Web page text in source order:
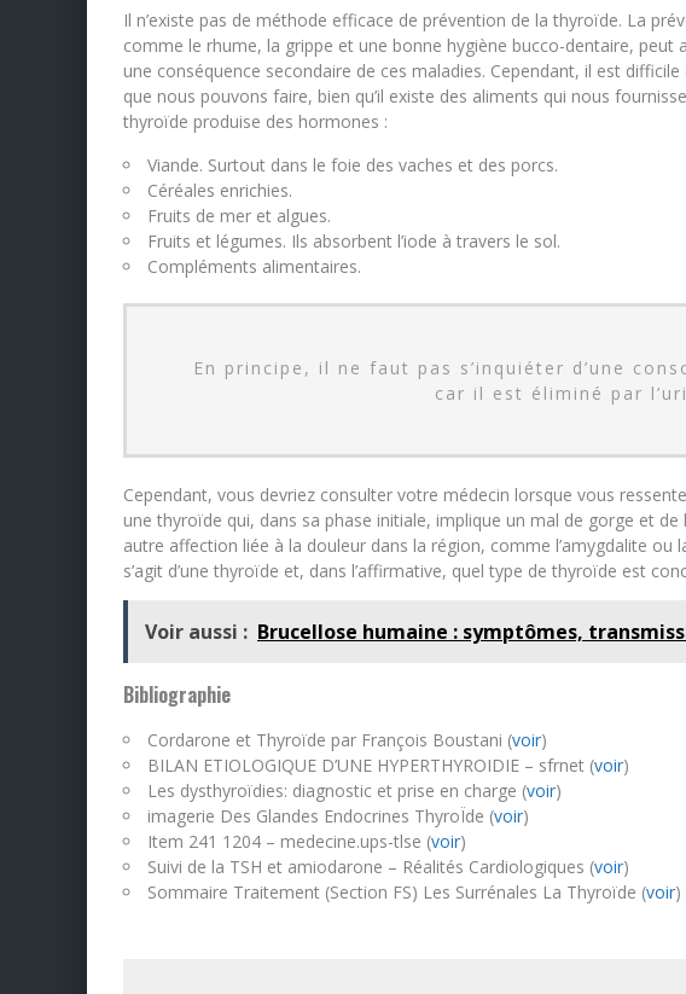
Il n’existe pas de méthode efficace de prévention de la thyroïde. La
comme le rhume, la grippe et une bonne hygiène bucco-dentaire, peut
une conséquence secondaire de ces maladies. Cependant, il est
que nous pouvons faire, bien qu’il existe des aliments qui nous
thyroïde produise des hormones :
Viande. Surtout dans le foie des vaches et des porcs.
Céréales enrichies.
Fruits de mer et algues.
Fruits et légumes. Ils absorbent l’iode à travers le sol.
Compléments alimentaires.
En principe, il ne faut pas s’inquiéter d’une
car il est éliminé par
Cependant, vous devriez consulter votre médecin lorsque vous
une thyroïde qui, dans sa phase initiale, implique un mal de gorge et
autre affection liée à la douleur dans la région, comme l’amygdalite ou
s’agit d’une thyroïde et, dans l’affirmative, quel type de thyroïde est
Voir aussi : Brucellose humaine : symptômes,
Bibliographie
Cordarone et Thyroïde par François Boustani (voir)
BILAN ETIOLOGIQUE D’UNE HYPERTHYROIDIE – sfrnet (voir)
Les dysthyroïdies: diagnostic et prise en charge (voir)
imagerie Des Glandes Endocrines ThyroÏde (voir)
Item 241 1204 – medecine.ups-tlse (voir)
Suivi de la TSH et amiodarone – Réalités Cardiologiques (voir)
Sommaire Traitement (Section FS) Les Surrénales La Thyroïde (voir)